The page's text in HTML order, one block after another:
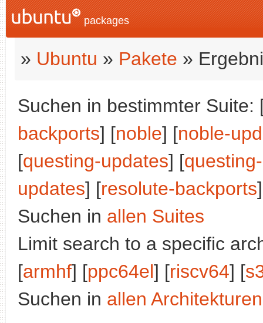
packages
» Ubuntu » Pakete »
Suchen in bestimmter Suite:
backports] [noble] [noble-
[questing-updates] [
updates] [resolute-backports
Suchen in allen Suites
Limit search to a specific
[armhf] [ppc64el] [riscv64] [
Suchen in allen Architekturen